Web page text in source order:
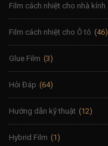
Film cách nhiệt cho nhà kính
Film cách nhiệt cho Ô tô (46)
Glue Film (3)
Hỏi Đáp (64)
Hướng dẫn kỹ thuật (12)
Hybrid Film (1)